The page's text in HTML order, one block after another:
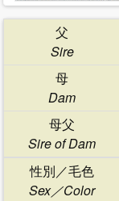
父
Sire
母
Dam
母父
Sire of Dam
性別／毛色
Sex／Color